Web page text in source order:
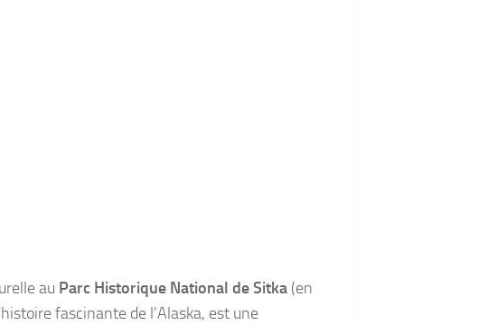
au Parc Historique National de Sitka (en
fascinante de l’Alaska, est une